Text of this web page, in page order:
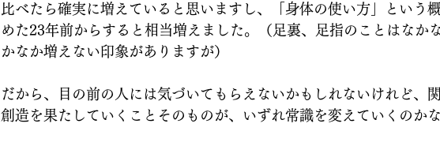
比べたら確実に増えていると思いますし、「身体の使い方」という
めた23年前からすると相当増えました。（足裏、足指のことはなか
かなか増えない印象がありますが）
だから、目の前の人には気づいてもらえないかもしれないけれど、
創造を果たしていくことそのものが、いずれ常識を変えていくのか